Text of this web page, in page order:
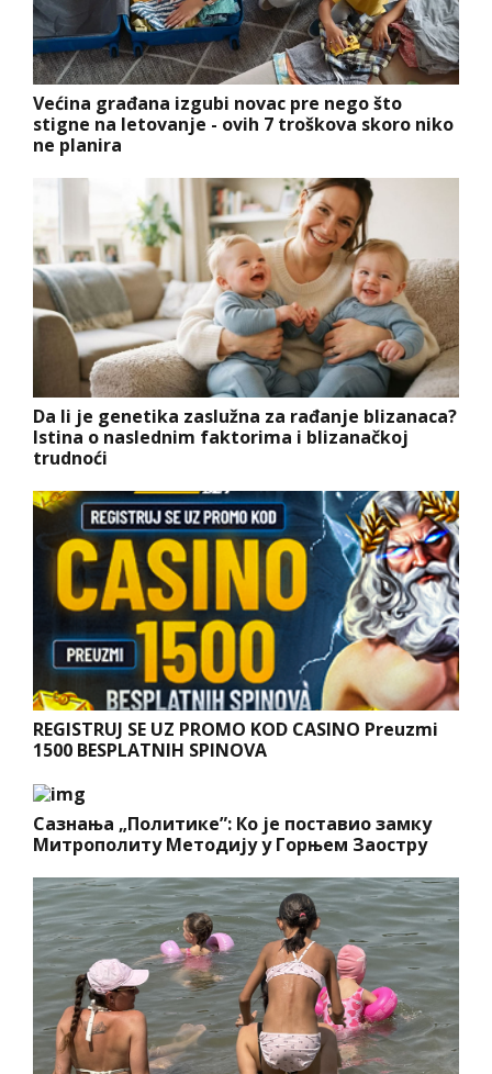
Većina građana izgubi novac pre nego što
stigne na letovanje - ovih 7 troškova skoro niko
ne planira
Da li je genetika zaslužna za rađanje blizanaca?
Istina o naslednim faktorima i blizanačkoj
trudnoći
REGISTRUJ SE UZ PROMO KOD CASINO Preuzmi
1500 BESPLATNIH SPINOVA
Сазнања „Политике”: Ко је поставио замку
Митрополиту Методију у Горњем Заостру